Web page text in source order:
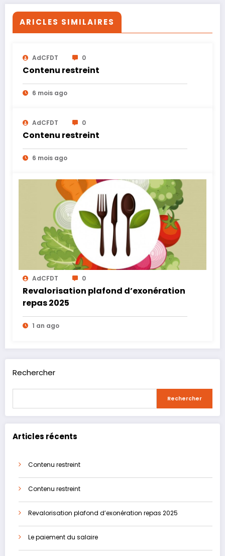
ARICLES SIMILAIRES
AdCFDT 0
Contenu restreint
6 mois ago
AdCFDT 0
Contenu restreint
6 mois ago
AdCFDT 0
Revalorisation plafond d’exonération
repas 2025
1 an ago
Rechercher
Rechercher
Articles récents
Contenu restreint
Contenu restreint
Revalorisation plafond d’exonération repas 2025
Le paiement du salaire